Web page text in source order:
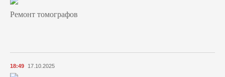
Ремонт томографов
18:49 17.10.2025